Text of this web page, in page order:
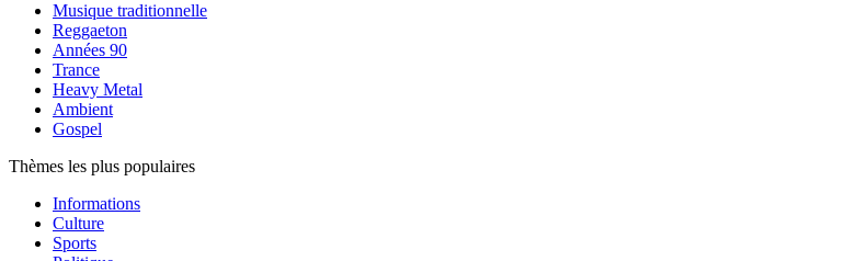
Musique traditionnelle
Reggaeton
Années 90
Trance
Heavy Metal
Ambient
Gospel
Thèmes les plus populaires
Informations
Culture
Sports